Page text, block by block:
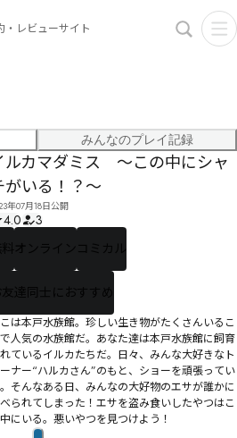
・レビューサイト
みんなのプレイ記録
ルカマダミス ～この中にシャ
がいる！？～
年07月18日公開
4.0
3
オンライン コミカル
友達同士におすすめ
は本戸水族館。珍しい生き物がたくさんいるこ
人気の水族館だ。あなた達は本戸水族館に飼育
ているイルカたちだ。日々、みんな大好きなト
ナー“ハルカさん”のもと、ショーを頑張ってい
そんなある日、みんなの大好物のエサが誰かに
られてしまった！エサを盗み食いしたやつはこ
にいる。悪いやつを見つけよう！